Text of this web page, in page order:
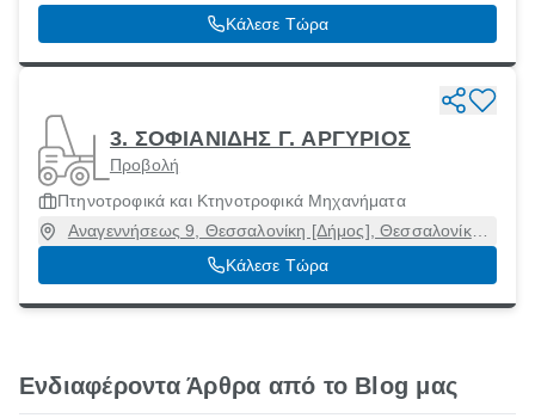
Κάλεσε Τώρα
3. ΣΟΦΙΑΝΙΔΗΣ Γ. ΑΡΓΥΡΙΟΣ
Προβολή
Πτηνοτροφικά και Κτηνοτροφικά Μηχανήματα
Αναγεννήσεως 9, Θεσσαλονίκη [Δήμος], Θεσσαλονίκη,
54627
Κάλεσε Τώρα
Ενδιαφέροντα Άρθρα από το Blog μας